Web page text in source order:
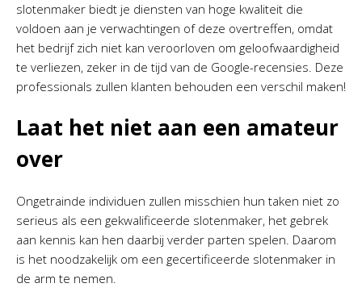
slotenmaker biedt je diensten van hoge kwaliteit die
voldoen aan je verwachtingen of deze overtreffen, omdat
het bedrijf zich niet kan veroorloven om geloofwaardigheid
te verliezen, zeker in de tijd van de Google-recensies. Deze
professionals zullen klanten behouden een verschil maken!
Laat het niet aan een amateur
over
Ongetrainde individuen zullen misschien hun taken niet zo
serieus als een gekwalificeerde slotenmaker, het gebrek
aan kennis kan hen daarbij verder parten spelen. Daarom
is het noodzakelijk om een gecertificeerde slotenmaker in
de arm te nemen.